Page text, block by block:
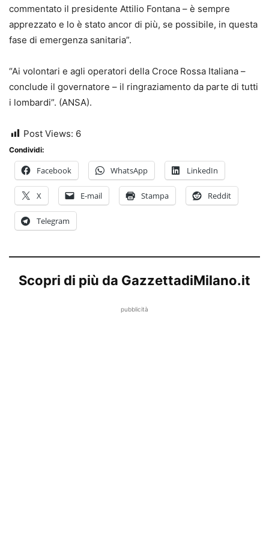
commentato il presidente Attilio Fontana – è sempre
apprezzato e lo è stato ancor di più, se possibile, in questa
fase di emergenza sanitaria”.
“Ai volontari e agli operatori della Croce Rossa Italiana –
conclude il governatore – il ringraziamento da parte di tutti
i lombardi”. (ANSA).
Post Views: 6
Condividi:
Facebook WhatsApp LinkedIn
X E-mail Stampa Reddit
Telegram
Scopri di più da GazzettadiMilano.it
pubblicità